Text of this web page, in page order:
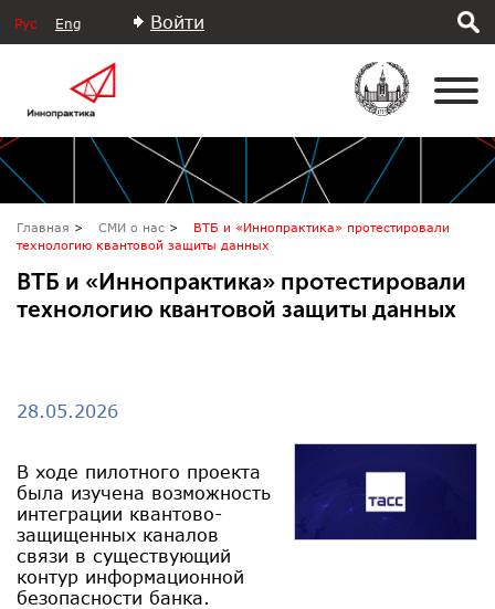
Рус Eng Войти
Главная СМИ о нас
ВТБ и «Иннопрактика» протестировали
технологию квантовой защиты данных
ВТБ и «Иннопрактика» протестировали
технологию квантовой защиты данных
28.05.2026
В ходе пилотного проекта
была изучена возможность
интеграции квантово-
защищенных каналов
связи в существующий
контур информационной
безопасности банка.